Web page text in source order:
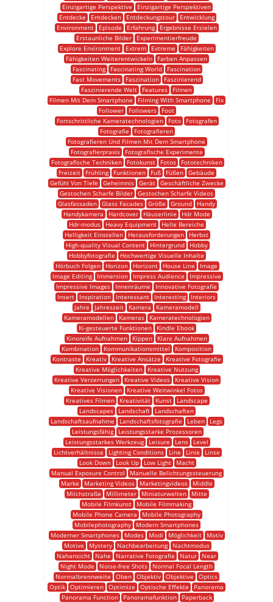
Einzigartige Perspektive
Einzigartige Perspektiven
Entdecke
Entdecken Entdeckungstour
Entwicklung
Environment
Episode Erfahrung
Ergebnisse Erzielen
Erstaunliche Bilder
Experimentierfreude
Explore Environment
Extrem Extreme
Fähigkeiten
Fähigkeiten Weiterentwickeln
Farben Anpassen
Fascinating
Fascinating World
Fascination
Fast Movements
Faszination
Faszinierend
Faszinierende Welt
Features
Filmen
Filmen Mit Dem Smartphone
Filming With Smartphone
Fix
Follower
Followers
Foot
Fortschrittliche Kameratechnologien
Foto
Fotografen
Fotografie
Fotografieren
Fotografieren Und Filmen Mit Dem Smartphone
Fotografierpraxis
Fotografische Experimente
Fotografische Techniken
Fotokunst Fotos
Fototechniken
Freizeit
Frühling Funktionen Fuß Füßen Gebäude
Gefühl Von Tiefe
Geheimnis Gerät
Geschäftliche Zwecke
Gestochen Scharfe Bilder Gestochen Scharfe Videos
Glasfassaden Glass Facades Größe Ground
Handy
Handykamera
Hardcover Häuserlinie
Hdr Mode
Hdr-modus
Heavy Equipment
Helle Bereiche
Helligkeit Einstellen
Herausforderungen
Herbst
High-quality Visual Content
Hintergrund
Hobby
Hobbyfotografie
Hochwertige Visuelle Inhalte
Hörbuch Folgen
Horizon Horizont House Line
Image
Image Editing
Immersion Impress Audience
Impressive
Impressive Images
Innenräume
Innovative Fotografie
Insert
Inspiration Interessant Interesting
Interiors
Jahre
Jahreszeit Kamera
Kameramodell
Kameramodellen
Kameras
Kameratechnologien
Ki-gesteuerte Funktionen
Kindle Ebook
Kinoreife Aufnahmen
Kippen
Klare Aufnahmen
Kombination
Kommunikationsmittel
Komposition
Kontraste
Kreativ Kreative Ansätze
Kreative Fotografie
Kreative Möglichkeiten
Kreative Nutzung
Kreative Verzerrungen
Kreative Videos
Kreative Vision
Kreative Visionen
Kreative Weitwinkel Fotos
Kreatives Filmen
Kreativität Kunst
Landscape
Landscapes
Landschaft
Landschaften
Landschaftsaufnahme
Landschaftsfotografie Leben
Legs
Leistungsfähig
Leistungsstarke Prozessoren
Leistungsstarkes Werkzeug
Leisure Lens
Level
Lichtverhältnisse
Lighting Conditions Line Linie
Linse
Look Down
Look Up Low Light
Macht
Manual Exposure Control
Manuelle Belichtungssteuerung
Marke
Marketing Videos Marketingvideos
Middle
Milchstraße
Millimeter Miniaturwelten
Mitte
Mobile Filmkunst
Mobile Filmmaking
Mobile Phone Camera
Mobile Photography
Mobilephotography
Modern Smartphones
Moderner Smartphones
Modes Modi Möglichkeit
Motiv
Motive
Mystery Nachbearbeitung
Nachtmodus
Nahansicht
Nahe Narrative Fotografie Natur
Near
Night Mode
Noise-free Shots
Normal Focal Length
Normalbrennweite
Oben Objektiv Objektive
Optics
Optik Optimieren Optimize Optische Effekte
Panorama
Panorama Function
Panoramafunktion
Paperback